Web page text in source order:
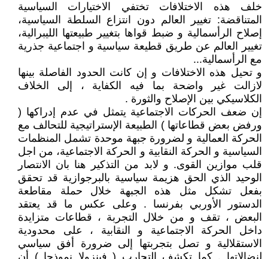
خلف هذه الاختلافات تختفي الاختيارات السياسية
المتناقضة: تغيير العالم دون انتزاع السلطة السياسية،
إصلاح الرأسمالية و ضبط قواها بتغيير طبيعتها الليبرالية،
تغيير العالم عن طريق قطيعة سياسية و اجتماعية جذرية
مع الرأسمالية...
و تحيل هذه الاختلافات و إن كانت الحدود الفاصلة بينها
لازالت غير واضحة بما فيه الكفاية ، إلى الخلاف
الكلاسيكي بين الإصلاح والثورة .
إن ضعف الحركات الاجتماعية يتمثل في عدم إدراكها (
ورفض بعض قطاعاتها ) الطبيعة الإستراتيجية للتحالف مع
الحركة العمالية و لضرورة جبهة موحدة تشمل المنظمات
السياسية و الحركة النقابية و الحركة الاجتماعية، من اجل
قلب موازين القوى. و لابد من التذكير هنا بان الانتصار
الوحيد الذي الحق هزيمة سياسية بالبرجوازية قد تحقق
بفعل تشكل مثل هذه الجبهة خلال حملة مقاطعة
الدستور الأوربي بفرنسا . وعلى عكس ما قد يعتقد
البعض ، تقف و من خلال التجربة ، قطاعات متزايدة
داخل الحركة الاجتماعية و النقابية ، على محدودية
الاستقلالية و تصل بتجربتها إلى ضرورة أفق سياسي